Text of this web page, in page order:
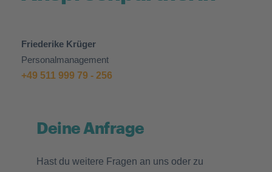
Friederike Krüger
Personalmanagement
+49 511 999 79 - 256
Deine Anfrage
Hast du weitere Fragen an uns oder zu